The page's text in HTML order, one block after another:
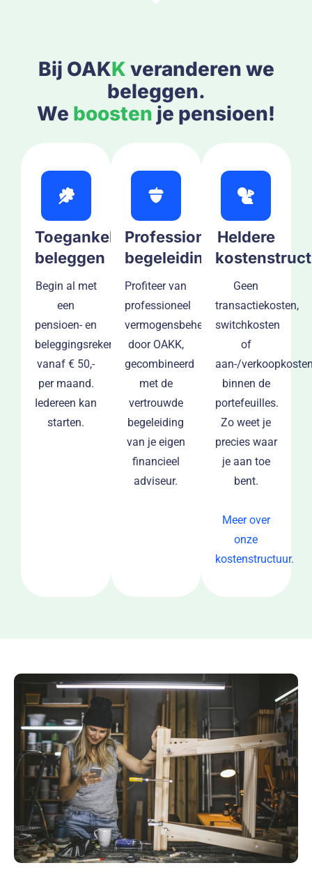
Bij OAKK veranderen we
beleggen.
We boosten je pensioen!
Toegankelijk
beleggen
Begin al met
een
pensioen- en
beleggingsrekening
vanaf € 50,-
per maand.
Iedereen kan
starten.
Professionele
begeleiding
Profiteer van
professioneel
vermogensbeheer
door OAKK,
gecombineerd
met de
vertrouwde
begeleiding
van je eigen
financieel
adviseur.
Heldere
Geen
transactiekosten,
switchkosten
of
aan-/
binnen de
portefeuilles.
Zo weet je
precies waar
je aan toe
bent.
Meer over
onze
kostenstructuur.